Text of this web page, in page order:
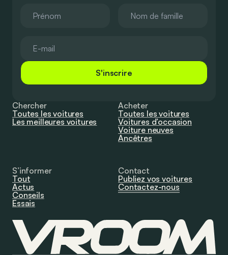
S'inscrire
Chercher
Toutes les voitures
Les meilleures voitures
Acheter
Toutes les voitures
Voitures d’occasion
Voiture neuves
Ancêtres
S’informer
Tout
Actus
Conseils
Essais
Contact
Publiez vos voitures
Contactez-nous